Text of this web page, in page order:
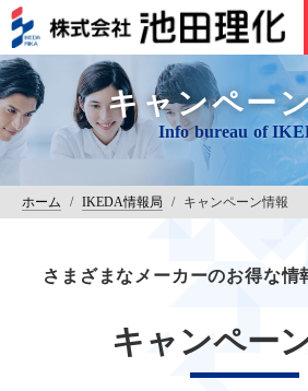
キャンペー
ホーム / IKEDA情報局 / キャンペーン情報
さまざまなメーカーのお得な情
キャンペー